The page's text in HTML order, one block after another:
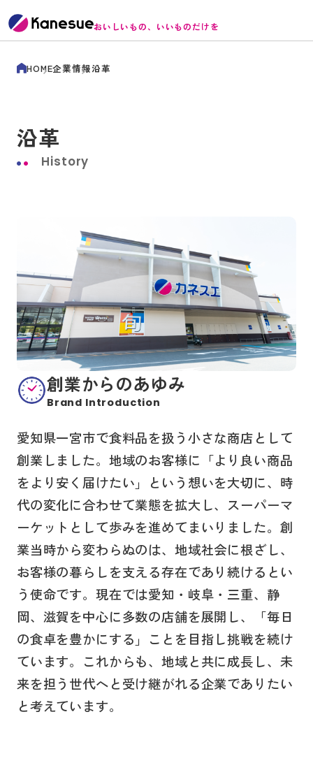
おいしいもの、いいものだけを
HOME企業情報沿革
沿革
History
創業からのあゆみ
Brand Introduction
愛知県一宮市で食料品を扱う小さな商店として
創業しました。地域のお客様に「より良い商品
をより安く届けたい」という想いを大切に、時
代の変化に合わせて業態を拡大し、スーパーマ
ーケットとして歩みを進めてまいりました。創
業当時から変わらぬのは、地域社会に根ざし、
お客様の暮らしを支える存在であり続けるとい
う使命です。現在では愛知・岐阜・三重、静
岡、滋賀を中心に多数の店舗を展開し、「毎日
の食卓を豊かにする」ことを目指し挑戦を続け
ています。これからも、地域と共に成長し、未
来を担う世代へと受け継がれる企業でありたい
と考えています。